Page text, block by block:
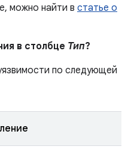
можно найти в статье о
в столбце Тип?
по следующей